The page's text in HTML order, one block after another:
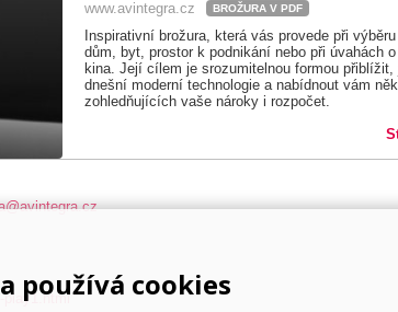
www.avintegra.cz BROŽURA V PDF
Inspirativní brožura, která vás provede při
dům, byt, prostor k podnikání nebo při úvahách
kina. Její cílem je srozumitelnou formou
dnešní moderní technologie a nabídnout vám
zohledňujících vaše nároky i rozpočet.
play1.html
používá cookies